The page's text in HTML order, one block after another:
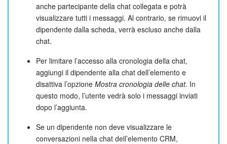
anche partecipante della chat collegata e potrà
visualizzare tutti i messaggi. Al contrario, se rimuovi il
dipendente dalla scheda, verrà escluso anche dalla
chat.
Per limitare l’accesso alla cronologia della chat,
aggiungi il dipendente alla chat dell’elemento e
disattiva l’opzione Mostra cronologia delle chat. In
questo modo, l’utente vedrà solo i messaggi inviati
dopo l’aggiunta.
Se un dipendente non deve visualizzare le
conversazioni nella chat dell’elemento CRM,